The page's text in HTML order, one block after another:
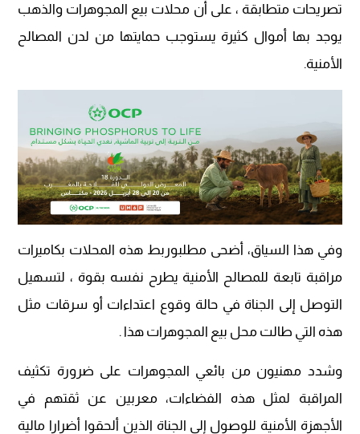
تصريحات متطابقة ، على أن محلات بيع المجوهرات والذهب
يوجد بها أموال كثيرة يستوجب حمايتها من لدن المصالح
الأمنية.
وفي هذا السياق، أضحى مطلبوربط هذه المحلات بكاميرات
مراقبة تابعة للمصالح الأمنية يطرح نفسه بقوة ، لتسهيل
التوصل إلى الجناة في حالة وقوع اعتداءات أو سرقات مثل
هذه التي طالت محل بيع المجوهرات هذا .
وشدد مهنيون من بائعي المجوهرات على ضرورة تكثيف
المراقبة لمثل هذه الفضاءات، معربين عن ثقتهم في
الأجهزة الأمنية للوصول إلى الجناة الذين ألحقوا أضرارا مالية